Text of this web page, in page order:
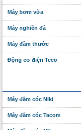
Máy bơm vữa
Máy nghiền đá
Máy đầm thước
Động cơ điện Teco
Máy đầm cóc Niki
Máy đầm cóc Tacom